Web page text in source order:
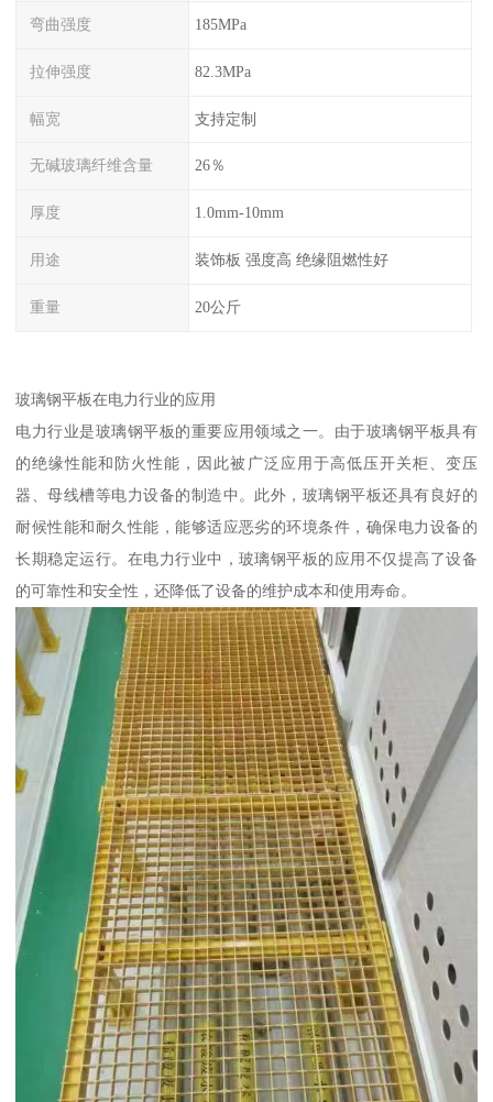
弯曲强度 185MPa
拉伸强度 82.3MPa
幅宽 支持定制
无碱玻璃纤维含量 26％
厚度 1.0mm-10mm
用途 装饰板 强度高 绝缘阻燃性好
重量 20公斤
玻璃钢平板在电力行业的应用
电力行业是玻璃钢平板的重要应用领域之一。由于玻璃钢平板具有
的绝缘性能和防火性能，因此被广泛应用于高低压开关柜、变压
器、母线槽等电力设备的制造中。此外，玻璃钢平板还具有良好的
耐候性能和耐久性能，能够适应恶劣的环境条件，确保电力设备的
长期稳定运行。在电力行业中，玻璃钢平板的应用不仅提高了设备
的可靠性和安全性，还降低了设备的维护成本和使用寿命。